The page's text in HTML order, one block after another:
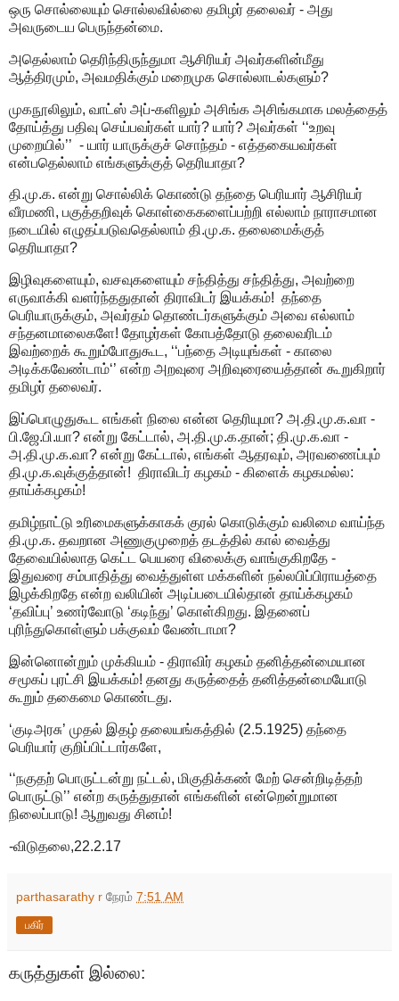
ஒரு சொல்லையும் சொல்லவில்லை தமிழர் தலைவர் - அது
அவருடைய பெருந்தன்மை.
அதெல்லாம் தெரிந்திருந்துமா ஆசிரியர் அவர்களின்மீது
ஆத்திரமும், அவமதிக்கும் மறைமுக சொல்லாடல்களும்?
முகநூலிலும், வாட்ஸ் அப்-களிலும் அசிங்க அசிங்கமாக மலத்தைத்
தோய்த்து பதிவு செய்பவர்கள் யார்? யார்? அவர்கள் ‘‘உறவு
முறையில்’’ - யார் யாருக்குச் சொந்தம் - எத்தகையவர்கள்
என்பதெல்லாம் எங்களுக்குத் தெரியாதா?
தி.மு.க. என்று சொல்லிக் கொண்டு தந்தை பெரியார் ஆசிரியர்
வீரமணி, பகுத்தறிவுக் கொள்கைகளைப்பற்றி எல்லாம் நாராசமான
நடையில் எழுதப்படுவதெல்லாம் தி.மு.க. தலைமைக்குத்
தெரியாதா?
இழிவுகளையும், வசவுகளையும் சந்தித்து சந்தித்து, அவற்றை
எருவாக்கி வளர்ந்ததுதான் திராவிடர் இயக்கம்! தந்தை
பெரியாருக்கும், அவர்தம் தொண்டர்களுக்கும் அவை எல்லாம்
சந்தனமாலைகளே! தோழர்கள் கோபத்தோடு தலைவரிடம்
இவற்றைக் கூறும்போதுகூட, ‘‘பந்தை அடியுங்கள் - காலை
அடிக்கவேண்டாம்‘’ என்ற அறவுரை அறிவுரையைத்தான் கூறுகிறார்
தமிழர் தலைவர்.
இப்பொழுதுகூட எங்கள் நிலை என்ன தெரியுமா? அ.தி.மு.க.வா -
பி.ஜே.பி.யா? என்று கேட்டால், அ.தி.மு.க.தான்; தி.மு.க.வா -
அ.தி.மு.க.வா? என்று கேட்டால், எங்கள் ஆதரவும், அரவணைப்பும்
தி.மு.க.வுக்குத்தான்! திராவிடர் கழகம் - கிளைக் கழகமல்ல:
தாய்க்கழகம்!
தமிழ்நாட்டு உரிமைகளுக்காகக் குரல் கொடுக்கும் வலிமை வாய்ந்த
தி.மு.க. தவறான அணுகுமுறைத் தடத்தில் கால் வைத்து
தேவையில்லாத கெட்ட பெயரை விலைக்கு வாங்குகிறதே -
இதுவரை சம்பாதித்து வைத்துள்ள மக்களின் நல்லபிப்பிராயத்தை
இழக்கிறதே என்ற வலியின் அடிப்படையில்தான் தாய்க்கழகம்
‘தவிப்பு’ உணர்வோடு ‘கடிந்து’ கொள்கிறது. இதனைப்
புரிந்துகொள்ளும் பக்குவம் வேண்டாமா?
இன்னொன்றும் முக்கியம் - திராவிர் கழகம் தனித்தன்மையான
சமூகப் புரட்சி இயக்கம்! தனது கருத்தைத் தனித்தன்மையோடு
கூறும் தகைமை கொண்டது.
‘குடிஅரசு’ முதல் இதழ் தலையங்கத்தில் (2.5.1925) தந்தை
பெரியார் குறிப்பிட்டார்களே,
‘‘நகுதற் பொருட்டன்று நட்டல், மிகுதிக்கண் மேற் சென்றிடித்தற்
பொருட்டு’’ என்ற கருத்துதான் எங்களின் என்றென்றுமான
நிலைப்பாடு! ஆறுவது சினம்!
-விடுதலை,22.2.17
parthasarathy r நேரம் 7:51 AM
பகிர்
கருத்துகள் இல்லை: